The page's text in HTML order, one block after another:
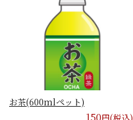
お茶(600mlペット)